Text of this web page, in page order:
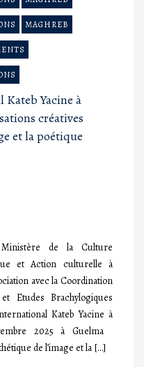
MAGHREB
Yacine à
créatives
et la poétique
de la Culture
et Action culturelle à
avec la Coordination
Etudes Brachylogiques
Kateb Yacine à
2025 à Guelma
de l’image et la […]